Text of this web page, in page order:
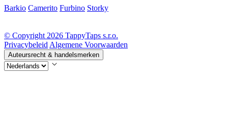
Barkio Camerito Furbino Storky
© Copyright 2026 TappyTaps s.r.o.
PrivacybeleidAlgemene Voorwaarden
Auteursrecht & handelsmerken